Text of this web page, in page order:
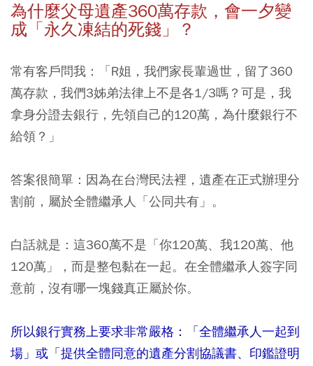
為什麼父母遺產360萬存款，會一夕變
成「永久凍結的死錢」？
常有客戶問我：「R姐，我們家長輩過世，留了360
萬存款，我們3姊弟法律上不是各1/3嗎？可是，我
拿身分證去銀行，先領自己的120萬，為什麼銀行不
給領？」
答案很簡單：因為在台灣民法裡，遺產在正式辦理分
割前，屬於全體繼承人「公同共有」。
白話就是：這360萬不是「你120萬、我120萬、他
120萬」，而是整包黏在一起。在全體繼承人簽字同
意前，沒有哪一塊錢真正屬於你。
所以銀行實務上要求非常嚴格：「全體繼承人一起到
場」或「提供全體同意的遺產分割協議書、印鑑證明